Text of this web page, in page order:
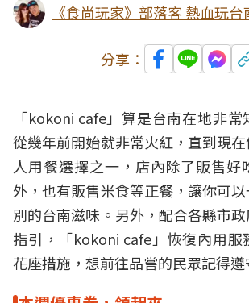
《食尚玩家》部落客 熱血玩
分享：
「kokoni cafe」算是台南在地非常
從幾年前開始就非常火紅，直到現
人用餐選擇之一，店內除了販售好
外，也有販售米食等正餐，讓你可
別的台南滋味。另外，配合各縣市
指引，「kokoni cafe」 恢復內用服
花座措施，想前往品嘗的民眾記得遵